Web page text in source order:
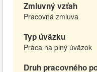
Zmluvný vzťah
Pracovná zmluva
Typ úväzku
Práca na plný úväzok
Druh pracovného